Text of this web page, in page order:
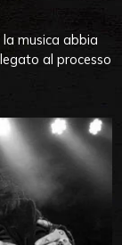
musica abbia
al processo